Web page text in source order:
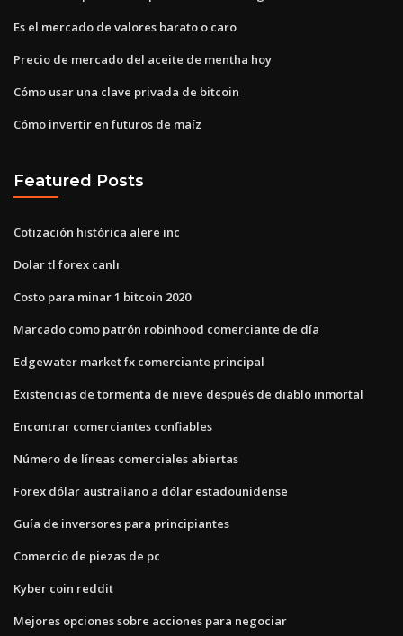
Es el mercado de valores barato o caro
Precio de mercado del aceite de mentha hoy
Cómo usar una clave privada de bitcoin
Cómo invertir en futuros de maíz
Featured Posts
Cotización histórica alere inc
Dolar tl forex canlı
Costo para minar 1 bitcoin 2020
Marcado como patrón robinhood comerciante de día
Edgewater market fx comerciante principal
Existencias de tormenta de nieve después de diablo inmortal
Encontrar comerciantes confiables
Número de líneas comerciales abiertas
Forex dólar australiano a dólar estadounidense
Guía de inversores para principiantes
Comercio de piezas de pc
Kyber coin reddit
Mejores opciones sobre acciones para negociar